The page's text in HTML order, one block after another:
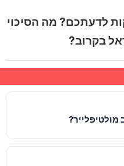
לדעתכם? מה הסיכוי
בקרוב?